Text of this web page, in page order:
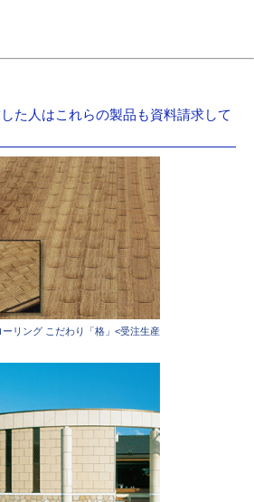
た人はこれらの製品も資料請求して
リング こだわり「格」<受注生産